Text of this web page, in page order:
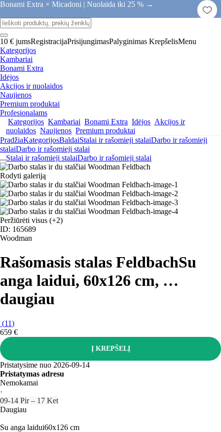
Bonami Extra × Micadoni | Nuolaida iki 25 % →
10 € jumsRegistracijaPrisijungimasPalyginimas KrepšelisMenu
Kategorijos
Kambariai
Bonami Extra
Idėjos
Akcijos ir nuolaidos
Naujienos
Premium produktai
Profesionalams
Kategorijos Kambariai Bonami Extra Idėjos Akcijos ir
nuolaidos Naujienos Premium produktai
PradžiaKategorijosBaldaiStalai ir rašomieji stalaiDarbo ir rašomieji
stalaiDarbo ir rašomieji stalai
...Stalai ir rašomieji stalaiDarbo ir rašomieji stalai
Rodyti galeriją
Peržiūrėti visus (+2)
ID: 165689
Woodman
Rašomasis stalas FeldbachSu
anga laidui, 60x126 cm, …
daugiau
(11)
659 €
Į KREPŠELĮ
Pristatysime nuo 2026‑09‑14
Pristatymas adresu
Nemokamai
·
09‑14 Pir – 17 Ket
Daugiau
Su anga laidui60x126 cm